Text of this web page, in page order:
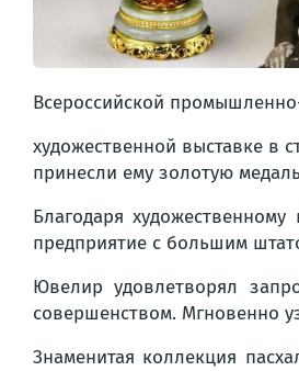
Всероссийской
художественной выставке в
принесли ему золотую
Благодаря
предприятие с большим
Ювелир удовлетворял
совершенством. Мгновенно
Знаменитая коллекция